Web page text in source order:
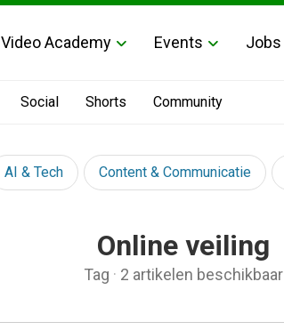
Video Academy Events Jobs
Social Shorts Community
AI & Tech Content & Communicatie
Online veiling
Tag · 2 artikelen beschikbaar